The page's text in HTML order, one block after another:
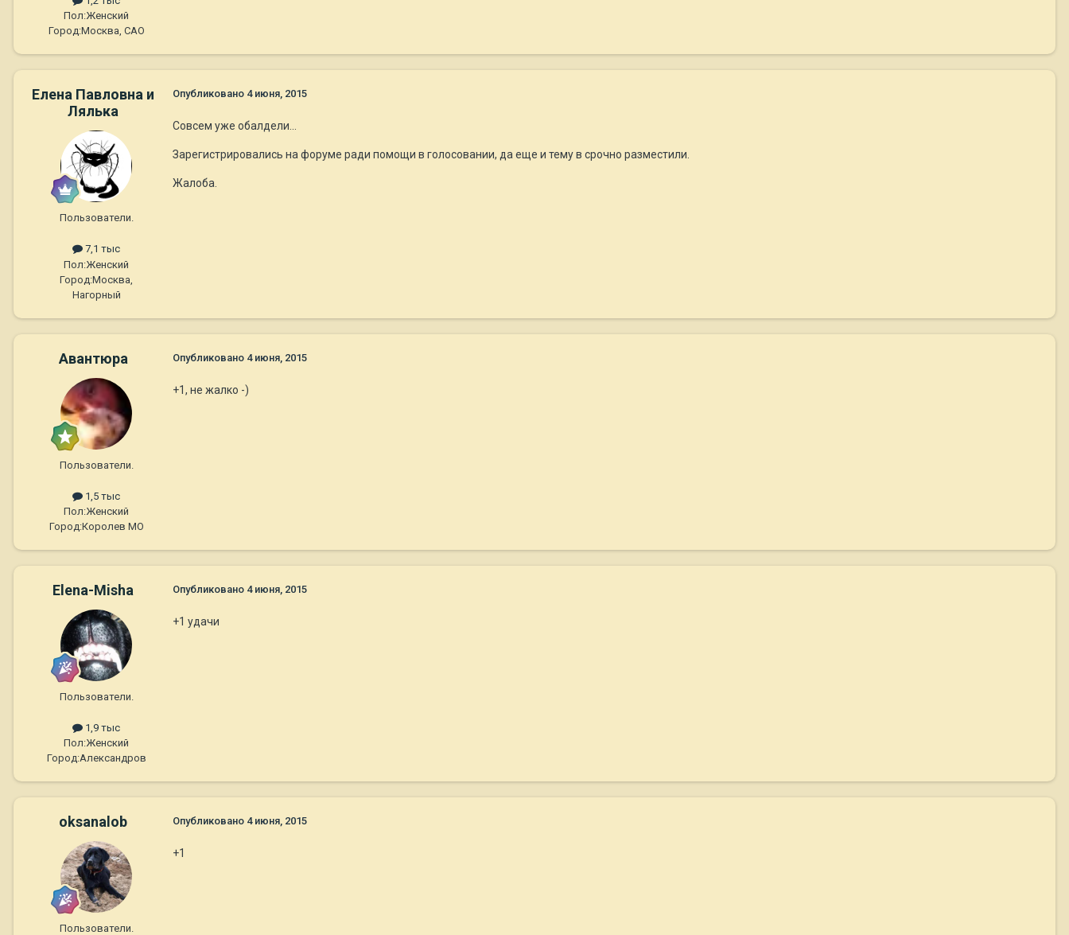
Пол:Женский
Город:Москва, САО
Елена Павловна и
Лялька
Пользователи.
7,1 тыс
Пол:Женский
Город:Москва,
Нагорный
Опубликовано 4 июня, 2015
Совсем уже обалдели...
Зарегистрировались на форуме ради помощи в голосовании, да еще и тему в срочно разместили.
Жалоба.
Авантюра
Пользователи.
1,5 тыс
Пол:Женский
Город:Королев МО
Опубликовано 4 июня, 2015
+1, не жалко -)
Elena-Misha
Пользователи.
1,9 тыс
Пол:Женский
Город:Александров
Опубликовано 4 июня, 2015
+1 удачи
oksanalob
Пользователи.
Опубликовано 4 июня, 2015
+1